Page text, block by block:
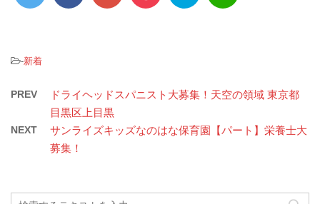
-新着
PREV
ドライヘッドスパニスト大募集！天空の領域 東京都
目黒区上目黒
NEXT
サンライズキッズなのはな保育園【パート】栄養士大
募集！